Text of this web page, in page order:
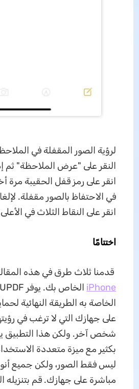
لرؤية الصور المقفلة في
النقر على "عرض الملاحظة" ثم
انقر على رمز قفل الحقيبة مرة
في الاحتفاظ بالصور مقفلة.
انقر على النقاط الثلاث في
اختتامًا
قدمنا ​​ثلاث طرق في هذه
iPhone
الخاصة به الطريقة النهائية
على جهازك التي لا ترغب في
شخص آخر. ولكن هذا التطبيق
بكثير مع ميزة متعددة
ليس فقط الصور، ولكن جميع
مباشرة على جهازك. قم بتنزيله